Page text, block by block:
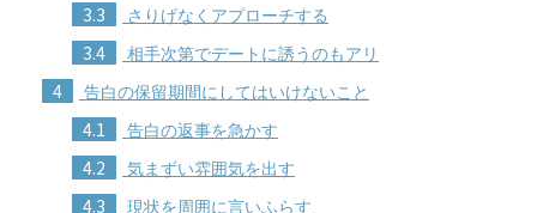
3.3 さりげなくアプローチする
3.4 相手次第でデートに誘うのもアリ
4 告白の保留期間にしてはいけないこと
4.1 告白の返事を急かす
4.2 気まずい雰囲気を出す
4.3 現状を周囲に言いふらす